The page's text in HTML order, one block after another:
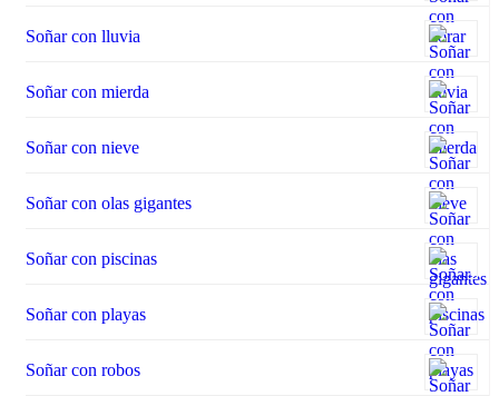
Soñar con lluvia
Soñar con mierda
Soñar con nieve
Soñar con olas gigantes
Soñar con piscinas
Soñar con playas
Soñar con robos